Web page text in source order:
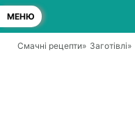
МЕНЮ
Смачні рецепти» Заготівлі»